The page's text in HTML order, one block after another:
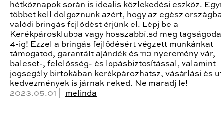
hétköznapok során is ideális közlekedési eszköz.
többet kell dolgoznunk azért, hogy az egész
valódi bringás fejlődést érjünk el. Lépj be a
Kerékpárosklubba vagy hosszabbítsd meg
4-ig! Ezzel a bringás fejlődésért végzett munkánkat
támogatod, garantált ajándék és 110 nyeremény vár,
baleset-, felelősség- és lopásbiztosítással, valamint
jogsegély birtokában kerékpározhatsz, vásárlási és
kedvezmények is járnak neked. Ne maradj le!
2023.05.01 | melinda